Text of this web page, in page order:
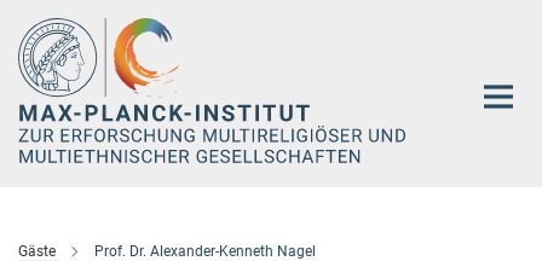
Hauptinhalt
Gäste Prof. Dr. Alexander-Kenneth Nagel